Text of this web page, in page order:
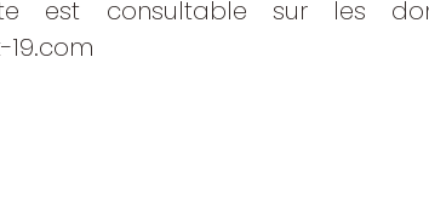
est consultable sur les